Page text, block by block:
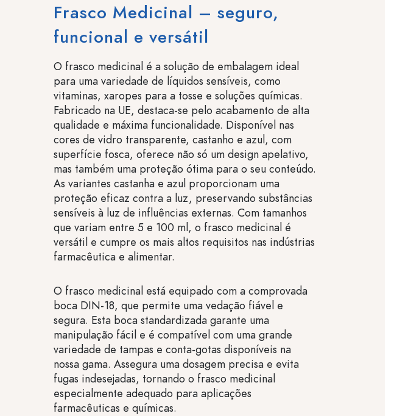
Frasco Medicinal – seguro,
funcional e versátil
O frasco medicinal é a solução de embalagem ideal
para uma variedade de líquidos sensíveis, como
vitaminas, xaropes para a tosse e soluções químicas.
Fabricado na UE, destaca-se pelo acabamento de alta
qualidade e máxima funcionalidade. Disponível nas
cores de vidro transparente, castanho e azul, com
superfície fosca, oferece não só um design apelativo,
mas também uma proteção ótima para o seu conteúdo.
As variantes castanha e azul proporcionam uma
proteção eficaz contra a luz, preservando substâncias
sensíveis à luz de influências externas. Com tamanhos
que variam entre 5 e 100 ml, o frasco medicinal é
versátil e cumpre os mais altos requisitos nas indústrias
farmacêutica e alimentar.
O frasco medicinal está equipado com a comprovada
boca DIN-18, que permite uma vedação fiável e
segura. Esta boca standardizada garante uma
manipulação fácil e é compatível com uma grande
variedade de tampas e conta-gotas disponíveis na
nossa gama. Assegura uma dosagem precisa e evita
fugas indesejadas, tornando o frasco medicinal
especialmente adequado para aplicações
farmacêuticas e químicas.